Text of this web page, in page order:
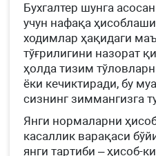
Бухгалтер шунга
учун нафақа
ходимлар ҳақидаги
тўғрилигини назорат
ҳолда тизим
ёки кечиктиради, бу
сизнинг зиммангизга
Янги нормаларни
касаллик варақаси
янги тартиби – ҳисоб-